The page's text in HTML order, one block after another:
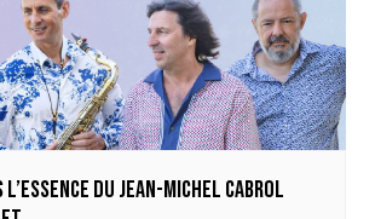
du Jean-Michel Cabrol